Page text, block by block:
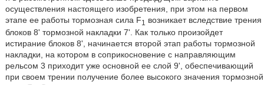
осуществления настоящего изобретения, при этом на первом
этапе ее работы тормозная сила F1
возникает вследствие трения
блоков 8' тормозной накладки 7'. Как только произойдет
истирание блоков 8', начинается второй этап работы тормозной
накладки, на котором в соприкосновение с направляющим
рельсом 3 приходит уже основной ее слой 9', обеспечивающий
при своем трении получение более высокого значения тормозной